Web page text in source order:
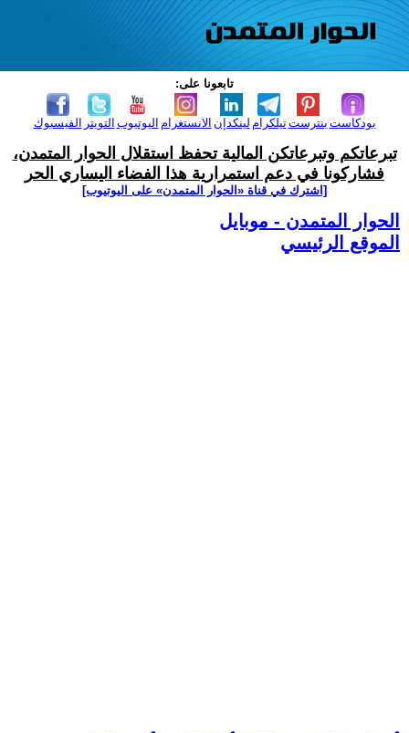
تابعونا على:
الفيسبوك التويتر اليوتيوب الانستغرام لينكدإن تيلكرامبنترست بودكاست
تبرعاتكم وتبرعاتكن المالية تحفظ استقلال الحوار المتمدن،
فشاركونا في دعم استمرارية هذا الفضاء اليساري الحر
[اشترك في قناة ‫«الحوار المتمدن» على اليوتيوب]
الحوار المتمدن - موبايل
الموقع الرئيسي